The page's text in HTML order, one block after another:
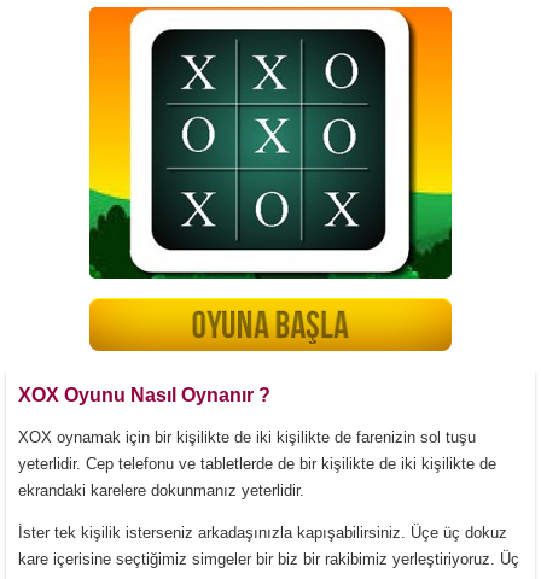
XOX Oyunu Nasıl Oynanır ?
XOX oynamak için bir kişilikte de iki kişilikte de farenizin sol tuşu
yeterlidir. Cep telefonu ve tabletlerde de bir kişilikte de iki kişilikte de
ekrandaki karelere dokunmanız yeterlidir.
İster tek kişilik isterseniz arkadaşınızla kapışabilirsiniz. Üçe üç dokuz
kare içerisine seçtiğimiz simgeler bir biz bir rakibimiz yerleştiriyoruz. Üç